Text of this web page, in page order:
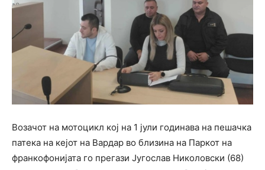
Возачот на мотоцикл кој на 1 јули годинава на пешачка
патека на кејот на Вардар во близина на Паркот на
франкофонијата го прегази Југослав Николовски (68)